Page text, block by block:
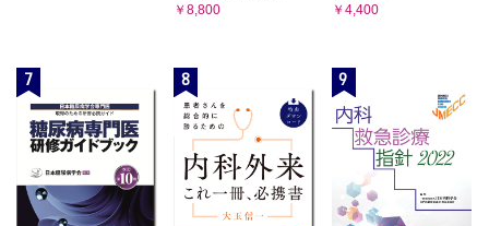
￥8,800
￥4,400
7 8 9